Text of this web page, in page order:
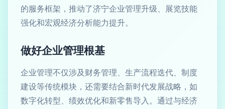
的服务框架，推动了济宁企业管理升级、展览技能
强化和宏观经济分析能力提升。
做好企业管理根基
企业管理不仅涉及财务管理、生产流程迭代、制度
建设等传统模块，还需要结合新时代发展战略，如
数字化转型、绩效优化和新零售导入。通过与经济